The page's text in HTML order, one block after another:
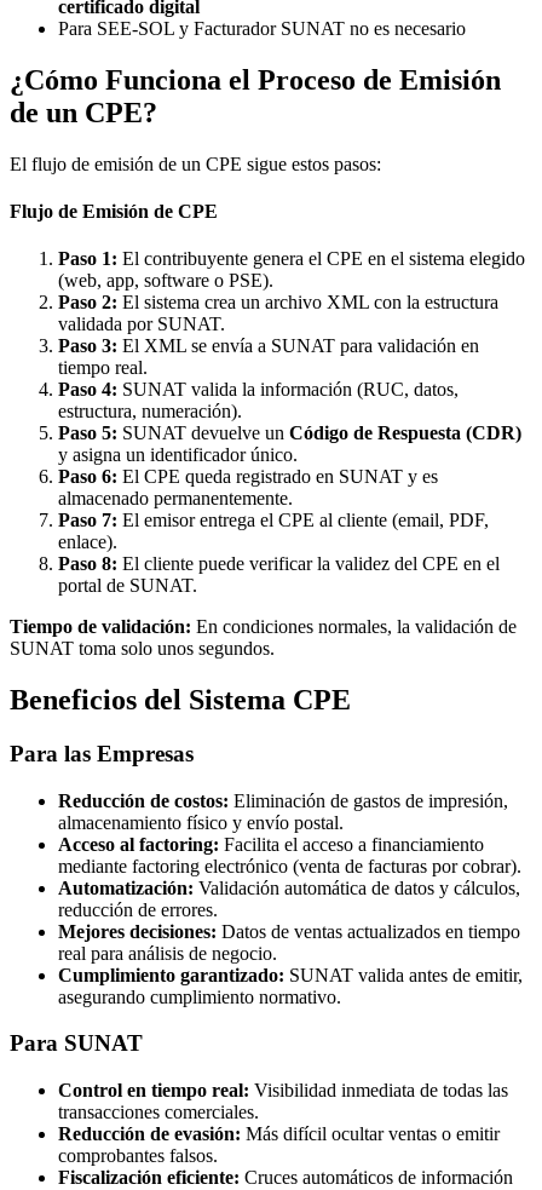
certificado digital
Para SEE-SOL y Facturador SUNAT no es necesario
¿Cómo Funciona el Proceso de Emisión
de un CPE?
El flujo de emisión de un CPE sigue estos pasos:
Flujo de Emisión de CPE
Paso 1: El contribuyente genera el CPE en el sistema elegido
(web, app, software o PSE).
Paso 2: El sistema crea un archivo XML con la estructura
validada por SUNAT.
Paso 3: El XML se envía a SUNAT para validación en
tiempo real.
Paso 4: SUNAT valida la información (RUC, datos,
estructura, numeración).
Paso 5: SUNAT devuelve un Código de Respuesta (CDR)
y asigna un identificador único.
Paso 6: El CPE queda registrado en SUNAT y es
almacenado permanentemente.
Paso 7: El emisor entrega el CPE al cliente (email, PDF,
enlace).
Paso 8: El cliente puede verificar la validez del CPE en el
portal de SUNAT.
Tiempo de validación: En condiciones normales, la validación de
SUNAT toma solo unos segundos.
Beneficios del Sistema CPE
Para las Empresas
Reducción de costos: Eliminación de gastos de impresión,
almacenamiento físico y envío postal.
Acceso al factoring: Facilita el acceso a financiamiento
mediante factoring electrónico (venta de facturas por cobrar).
Automatización: Validación automática de datos y cálculos,
reducción de errores.
Mejores decisiones: Datos de ventas actualizados en tiempo
real para análisis de negocio.
Cumplimiento garantizado: SUNAT valida antes de emitir,
asegurando cumplimiento normativo.
Para SUNAT
Control en tiempo real: Visibilidad inmediata de todas las
transacciones comerciales.
Reducción de evasión: Más difícil ocultar ventas o emitir
comprobantes falsos.
Fiscalización eficiente: Cruces automáticos de información